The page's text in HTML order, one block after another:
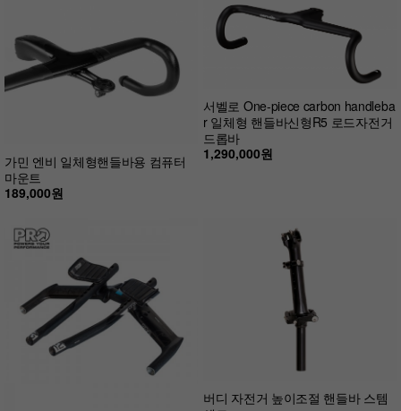
가민 엔비 일체형핸들바용 컴퓨터
마운트
189,000원
서벨로 One-piece carbon handleba
r 일체형 핸들바신형R5 로드자전거
드롭바
1,290,000원
버디 자전거 높이조절 핸들바 스템